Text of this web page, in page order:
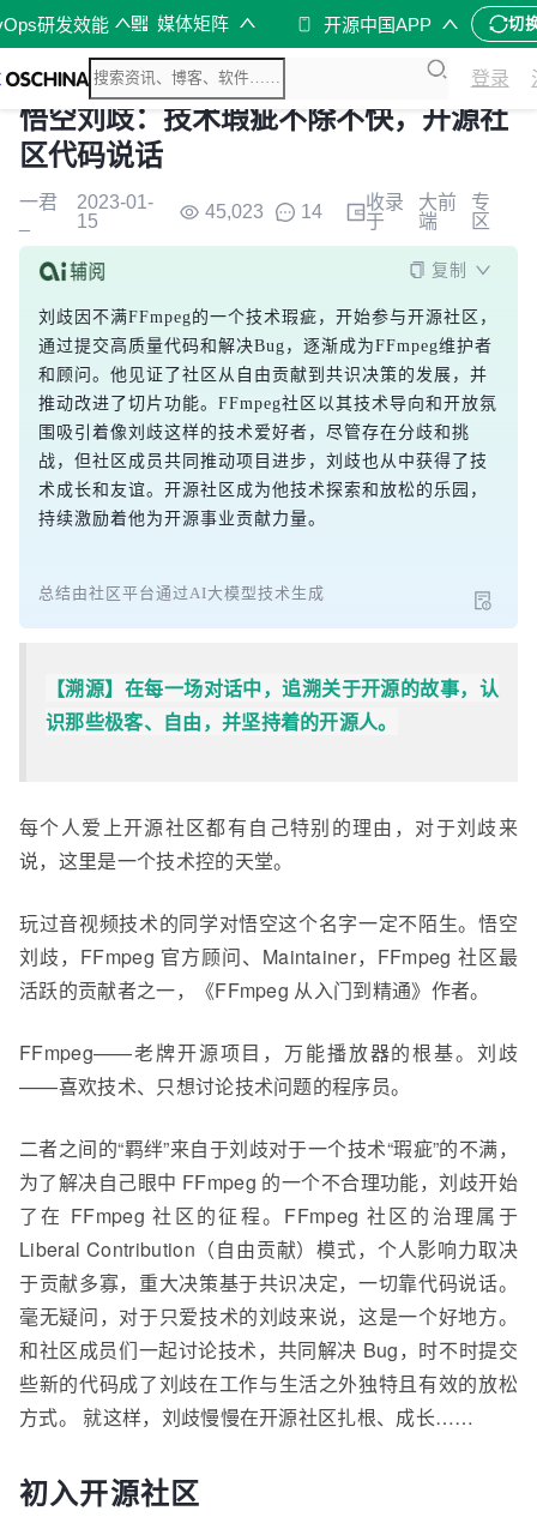
研发效能 媒体矩阵 开源中国APP 切
登录
悟空刘歧：技术瑕疵不除不快，开源社
区代码说话
一君
2023-01-
15
45,023 14
收录
于
大前
端
专
区
复制
刘歧因不满FFmpeg的一个技术瑕疵，开始参与开源社区，
通过提交高质量代码和解决Bug，逐渐成为FFmpeg维护者
和顾问。他见证了社区从自由贡献到共识决策的发展，并
推动改进了切片功能。FFmpeg社区以其技术导向和开放氛
围吸引着像刘歧这样的技术爱好者，尽管存在分歧和挑
战，但社区成员共同推动项目进步，刘歧也从中获得了技
术成长和友谊。开源社区成为他技术探索和放松的乐园，
持续激励着他为开源事业贡献力量。
总结由社区平台通过AI大模型技术生成
【溯源】 在每一场对话中，追溯关于开源的故事，认
识那些极客、自由，并坚持着的开源人。
每个人爱上开源社区都有自己特别的理由，对于刘歧来
说，这里是一个技术控的天堂。
玩过音视频技术的同学对悟空这个名字一定不陌生。悟空
刘歧，FFmpeg 官方顾问、Maintainer，FFmpeg 社区最
活跃的贡献者之一，《FFmpeg 从入门到精通》作者。
FFmpeg——老牌开源项目，万能播放器的根基。刘歧
——喜欢技术、只想讨论技术问题的程序员。
二者之间的“羁绊”来自于刘歧对于一个技术“瑕疵”的不满，
为了解决自己眼中 FFmpeg 的一个不合理功能，刘歧开始
了在 FFmpeg 社区的征程。FFmpeg 社区的治理属于
Liberal Contribution（自由贡献）模式，个人影响力取决
于贡献多寡，重大决策基于共识决定，一切靠代码说话。
毫无疑问，对于只爱技术的刘歧来说，这是一个好地方。
和社区成员们一起讨论技术，共同解决 Bug，时不时提交
些新的代码成了刘歧在工作与生活之外独特且有效的放松
方式。 就这样，刘歧慢慢在开源社区扎根、成长……
初入开源社区